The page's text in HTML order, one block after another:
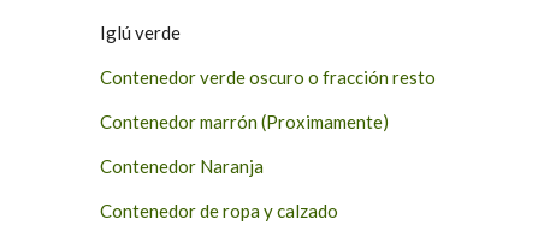
Iglú verde
Contenedor verde oscuro o fracción resto
Contenedor marrón (Proximamente)
Contenedor Naranja
Contenedor de ropa y calzado